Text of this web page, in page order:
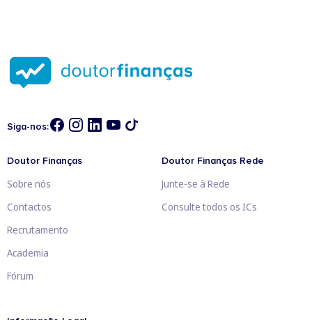
Siga-nos:
Doutor Finanças
Sobre nós
Contactos
Recrutamento
Academia
Fórum
Doutor Finanças Rede
Junte-se à Rede
Consulte todos os ICs